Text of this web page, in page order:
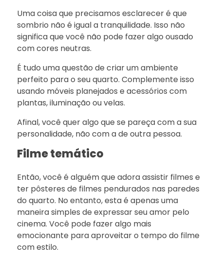
Uma coisa que precisamos esclarecer é que
sombrio não é igual a tranquilidade. Isso não
significa que você não pode fazer algo ousado
com cores neutras.
É tudo uma questão de criar um ambiente
perfeito para o seu quarto. Complemente isso
usando móveis planejados e acessórios com
plantas, iluminação ou velas.
Afinal, você quer algo que se pareça com a sua
personalidade, não com a de outra pessoa.
Filme temático
Então, você é alguém que adora assistir filmes e
ter pôsteres de filmes pendurados nas paredes
do quarto. No entanto, esta é apenas uma
maneira simples de expressar seu amor pelo
cinema. Você pode fazer algo mais
emocionante para aproveitar o tempo do filme
com estilo.